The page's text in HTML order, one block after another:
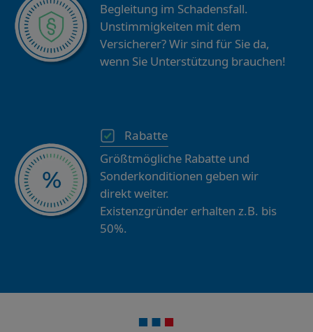
Begleitung im Schadensfall.
Unstimmigkeiten mit dem
Versicherer? Wir sind für Sie da,
wenn Sie Unterstützung brauchen!
Rabatte
Größtmögliche Rabatte und
Sonderkonditionen geben wir
direkt weiter.
Existenzgründer erhalten z.B. bis
50%.